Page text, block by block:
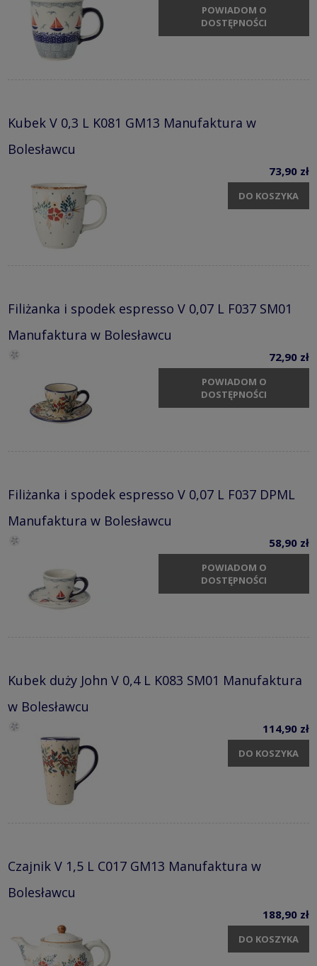
POWIADOM O
DOSTĘPNOŚCI
Kubek V 0,3 L K081 GM13 Manufaktura w
Bolesławcu
73,90 zł
DO KOSZYKA
Filiżanka i spodek espresso V 0,07 L F037 SM01
Manufaktura w Bolesławcu
72,90 zł
POWIADOM O
DOSTĘPNOŚCI
Filiżanka i spodek espresso V 0,07 L F037 DPML
Manufaktura w Bolesławcu
58,90 zł
POWIADOM O
DOSTĘPNOŚCI
Kubek duży John V 0,4 L K083 SM01 Manufaktura
w Bolesławcu
114,90 zł
DO KOSZYKA
Czajnik V 1,5 L C017 GM13 Manufaktura w
Bolesławcu
188,90 zł
DO KOSZYKA